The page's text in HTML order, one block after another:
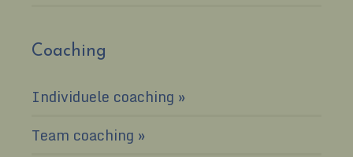
Coaching
Individuele coaching
Team coaching